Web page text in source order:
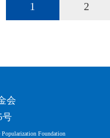
1 2
会
号
Foundation